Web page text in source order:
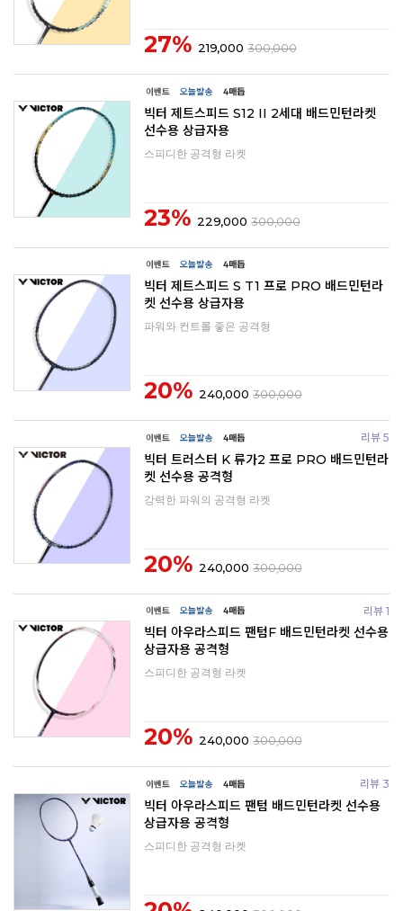
27% 219,000 300,000
빅터 제트스피드 S12 II 2세대 배드민턴라켓
선수용 상급자용
스피디한 공격형 라켓
23% 229,000 300,000
빅터 제트스피드 S T1 프로 PRO 배드민턴라
켓 선수용 상급자용
파워와 컨트롤 좋은 공격형
20% 240,000 300,000
리뷰 5
빅터 트러스터 K 류가2 프로 PRO 배드민턴라
켓 선수용 공격형
강력한 파워의 공격형 라켓
20% 240,000 300,000
리뷰 1
빅터 아우라스피드 팬텀F 배드민턴라켓 선수용
상급자용 공격형
스피디한 공격형 라켓
20% 240,000 300,000
리뷰 3
빅터 아우라스피드 팬텀 배드민턴라켓 선수용
상급자용 공격형
스피디한 공격형 라켓